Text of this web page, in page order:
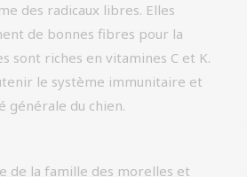
des radicaux libres. Elles
de bonnes fibres pour la
sont riches en vitamines C et K.
le système immunitaire et
générale du chien.
de la famille des morelles et